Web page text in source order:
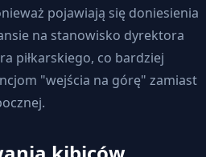
pojawiają się doniesienia
na stanowisko dyrektora
piłkarskiego, co bardziej
"wejścia na górę" zamiast